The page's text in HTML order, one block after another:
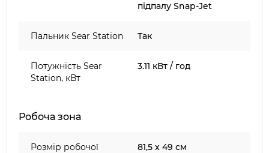
підпалу Snap-Jet
Пальник Sear Station Так
Потужність Sear
Station, кВт
3.11 кВт / год
Робоча зона
Розмір робочої
81,5 х 49 см